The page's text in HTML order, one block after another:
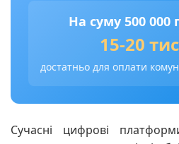
На суму 500 000
15-20
достатньо для оплати
Сучасні цифрові